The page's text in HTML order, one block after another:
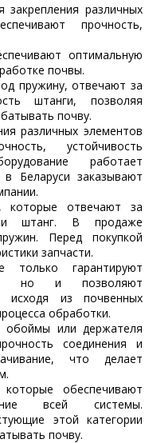
различных
прочность,
оптимальную
почвы.
пружину, отвечают за
штанги, позволяя
почву.
различных элементов
устойчивость
работает
Беларуси заказывают
которые отвечают за
штанг. В продаже
Перед покупкой
запчасти.
гарантируют
но и позволяют
исходя из почвенных
обработки.
обоймы или держателя
соединения и
что делает
обеспечивают
всей системы.
этой категории
почву.